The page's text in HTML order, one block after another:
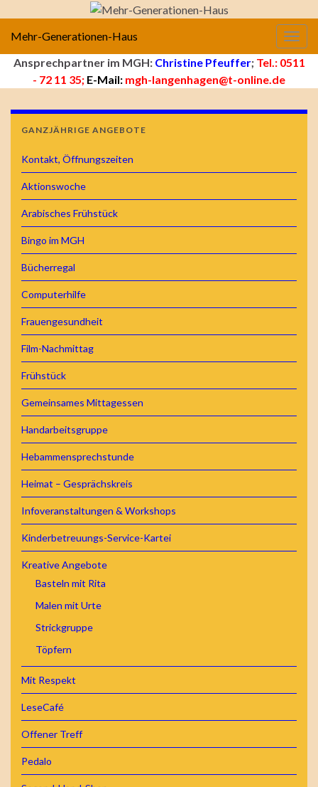
Mehr-Generationen-Haus
Ansprechpartner im MGH: Christine Pfeuffer; Tel.: 0511
- 72 11 35; E-Mail: mgh-langenhagen@t-online.de
GANZJÄHRIGE ANGEBOTE
Kontakt, Öffnungszeiten
Aktionswoche
Arabisches Frühstück
Bingo im MGH
Bücherregal
Computerhilfe
Frauengesundheit
Film-Nachmittag
Frühstück
Gemeinsames Mittagessen
Handarbeitsgruppe
Hebammensprechstunde
Heimat – Gesprächskreis
Infoveranstaltungen & Workshops
Kinderbetreuungs-Service-Kartei
Kreative Angebote
Basteln mit Rita
Malen mit Urte
Strickgruppe
Töpfern
Mit Respekt
LeseCafé
Offener Treff
Pedalo